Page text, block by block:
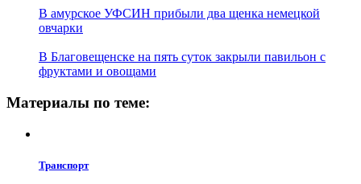
В амурское УФСИН прибыли два щенка немецкой
овчарки
В Благовещенске на пять суток закрыли павильон с
фруктами и овощами
Материалы по теме:
Транспорт